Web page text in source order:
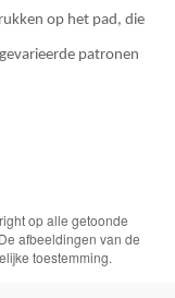
op het pad, die
patronen
op alle getoonde
afbeeldingen van de
toestemming.